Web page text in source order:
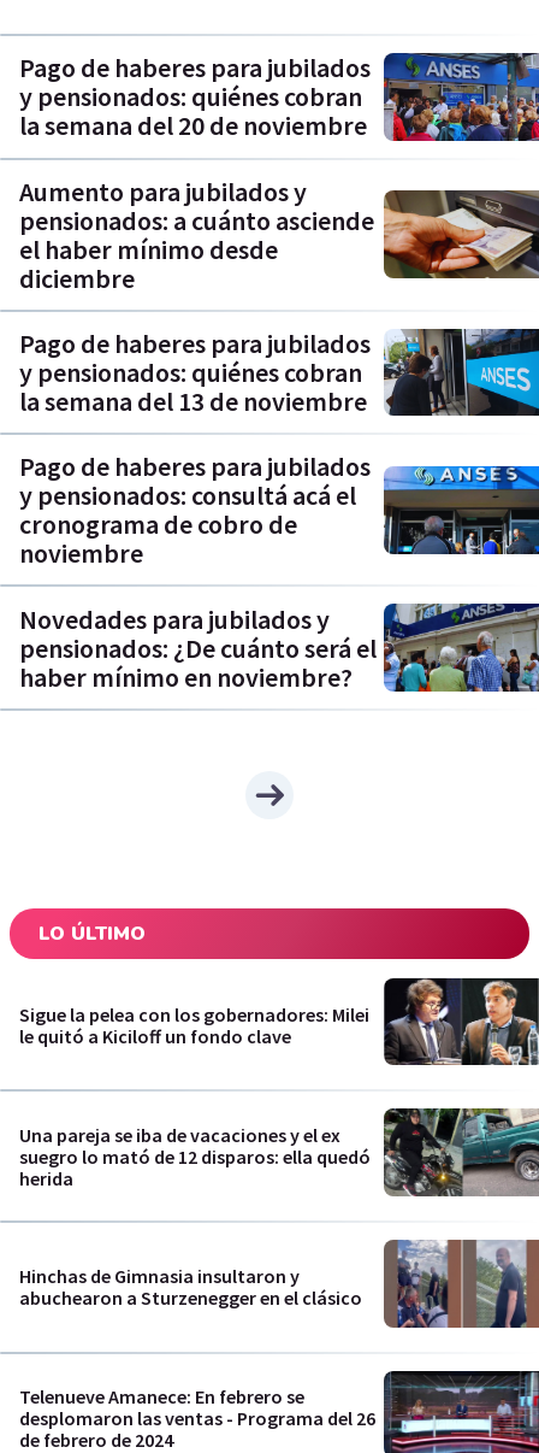
Pago de haberes para jubilados
y pensionados: quiénes cobran
la semana del 20 de noviembre
Aumento para jubilados y
pensionados: a cuánto asciende
el haber mínimo desde
diciembre
Pago de haberes para jubilados
y pensionados: quiénes cobran
la semana del 13 de noviembre
Pago de haberes para jubilados
y pensionados: consultá acá el
cronograma de cobro de
noviembre
Novedades para jubilados y
pensionados: ¿De cuánto será el
haber mínimo en noviembre?
LO ÚLTIMO
Sigue la pelea con los gobernadores: Milei
le quitó a Kiciloff un fondo clave
Una pareja se iba de vacaciones y el ex
suegro lo mató de 12 disparos: ella quedó
herida
Hinchas de Gimnasia insultaron y
abuchearon a Sturzenegger en el clásico
Telenueve Amanece: En febrero se
desplomaron las ventas - Programa del 26
de febrero de 2024